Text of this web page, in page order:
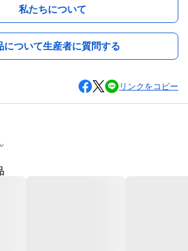
私たちについて
について生産者に質問する
リンクをコピー